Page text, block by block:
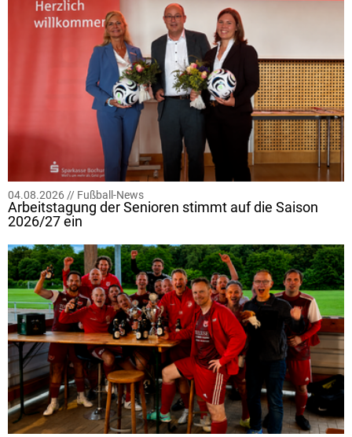
04.08.2026 // Fußball-News
Arbeitstagung der Senioren stimmt auf die Saison
2026/27 ein